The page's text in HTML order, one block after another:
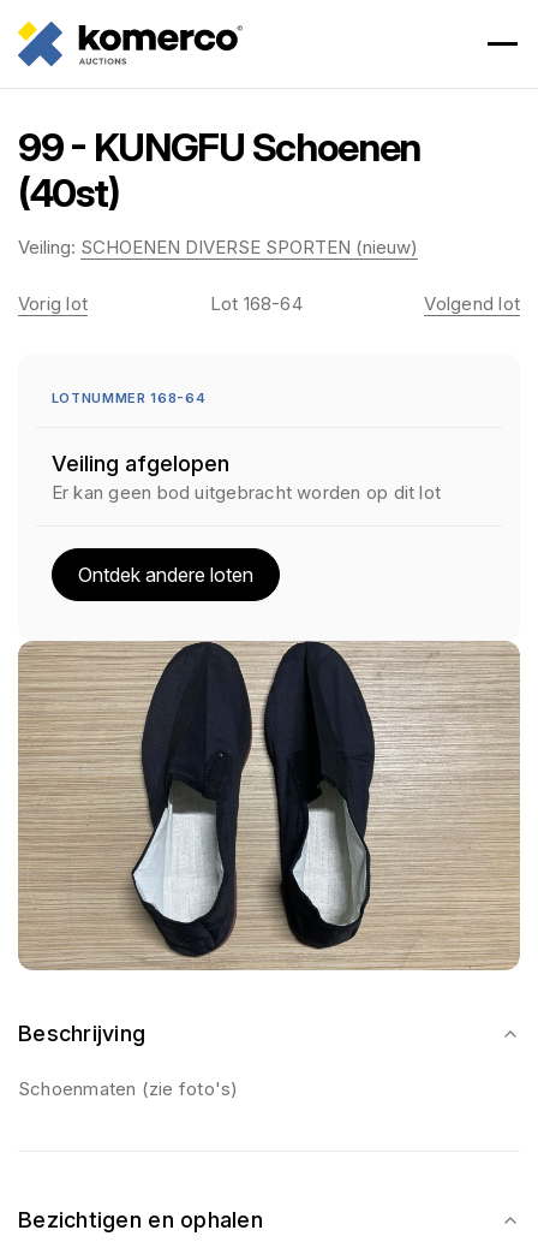
99 - KUNGFU Schoenen
(40st)
Veiling: SCHOENEN DIVERSE SPORTEN (nieuw)
Beschrijving
Schoenmaten (zie foto's)
Bezichtigen en ophalen
Vorig lot Lot 168-64 Volgend lot
LOTNUMMER 168-64
Veiling afgelopen
Er kan geen bod uitgebracht worden op dit lot
Ontdek andere loten